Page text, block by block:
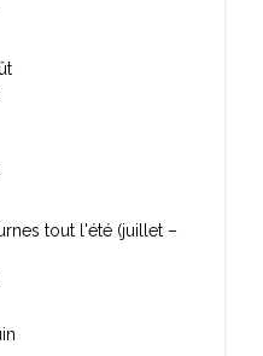
tout l'été (juillet –